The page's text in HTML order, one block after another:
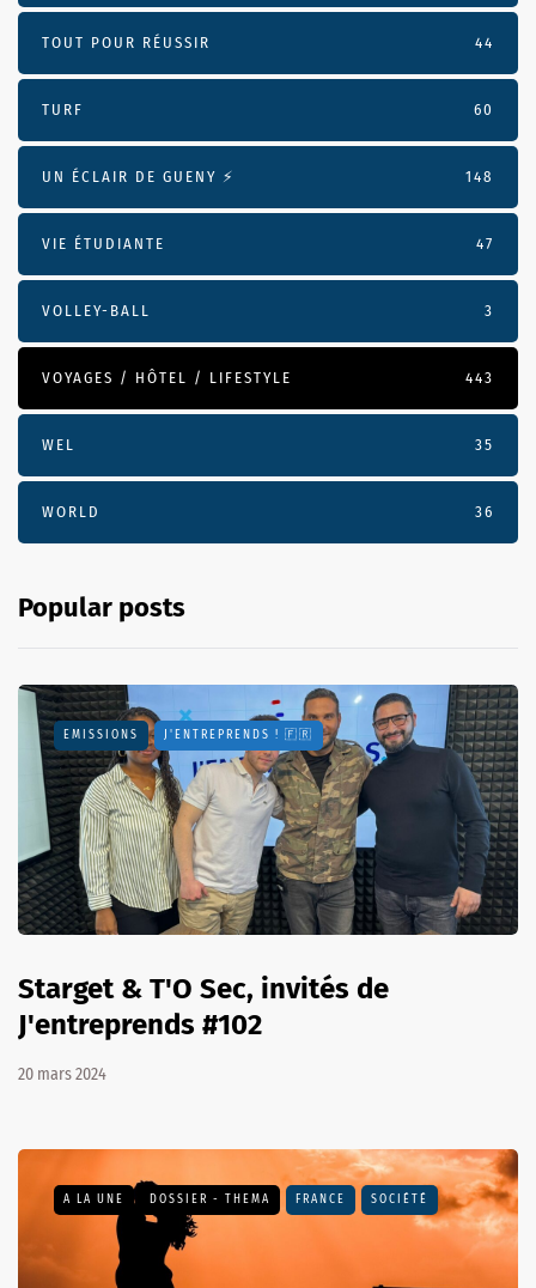
TOUT POUR RÉUSSIR 44
TURF 60
UN ÉCLAIR DE GUENY ⚡️ 148
VIE ÉTUDIANTE 47
VOLLEY-BALL 3
VOYAGES / HÔTEL / LIFESTYLE 443
WEL 35
WORLD 36
Popular posts
EMISSIONS J'ENTREPRENDS ! 🇫🇷
Starget & T'O Sec, invités de
J'entreprends #102
20 mars 2024
A LA UNE DOSSIER - THEMA FRANCE SOCIÉTÉ